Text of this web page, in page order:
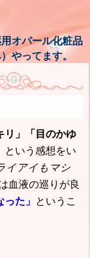
オパール化粧品
やってます。
リ」「目のかゆ
という感想をい
イアイもマシ
血液の巡りが良
た」 というこ